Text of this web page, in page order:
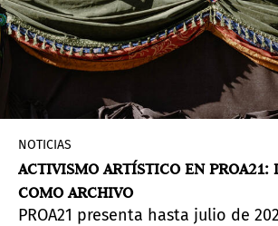
NOTICIAS
ACTIVISMO ARTÍSTICO EN PROA21:
COMO ARCHIVO
PROA21 presenta hasta julio de